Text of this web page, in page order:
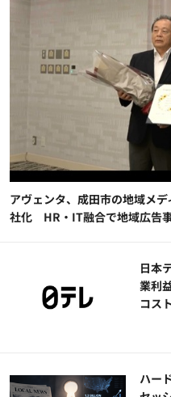
アヴェンタ、成田市の地域メ
社化 HR・IT融合で地域広告
日本
業利
コス
ハー